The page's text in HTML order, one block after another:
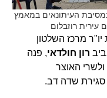
העיתונאים במאמץ
רוזבלום
מרכז השלטון
רון חולדאי, פנה
האוצר
שדה דב.